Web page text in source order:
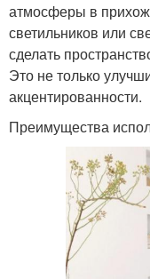
атмосферы в
светильников или
сделать
Это не только
акцентированности.
Преимущества